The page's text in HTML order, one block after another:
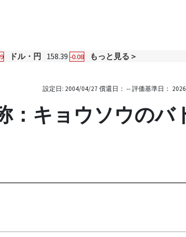
ドル・円 158.39 -0.08
もっと見る＞
設定日: 2004/04/27 償還日： -- 評価基準日：
：キョウソウのバ